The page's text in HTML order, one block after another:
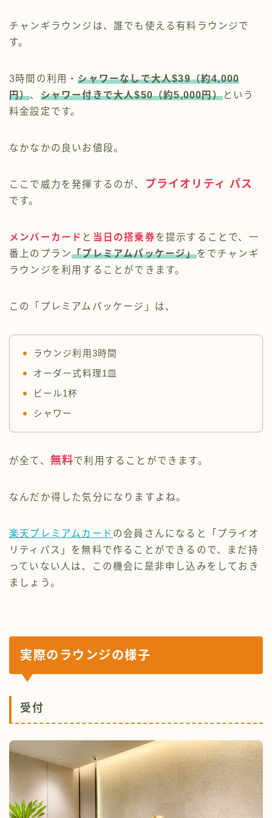
チャンギラウンジは、誰でも使える有料ラウンジで
す。
3時間の利用・シャワーなしで大人$39（約4,000
円）、 シャワー付きで大人$50（約5,000円）という
料金設定です。
なかなかの良いお値段。
ここで威力を発揮するのが、 プライオリティ パス
です。
メンバーカード と 当日の搭乗券を提示することで、一
番上のプラン「プレミアムパッケージ」をでチャンギ
ラウンジを利用することができます。
この「プレミアムパッケージ」は、
ラウンジ利用3時間
オーダー式料理1皿
ビール1杯
シャワー
が全て、 無料で利用することができます。
なんだか得した気分になりますよね。
楽天プレミアムカード の会員さんになると「プライオ
リティパス」を無料で作ることができるので、まだ持
っていない人は、この機会に是非申し込みをしておき
ましょう。
実際のラウンジの様子
受付